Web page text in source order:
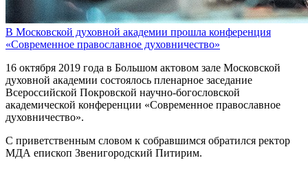
В Московской духовной академии прошла конференция
«Современное православное духовничество»
16 октября 2019 года в Большом актовом зале Московской
духовной академии состоялось пленарное заседание
Всероссийской Покровской научно-богословской
академической конференции «Современное православное
духовничество».
С приветственным словом к собравшимся обратился ректор
МДА епископ Звенигородский Питирим.